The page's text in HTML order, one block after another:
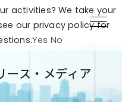
ース・メディア
activities? We take your
our privacy policy for
Yes No